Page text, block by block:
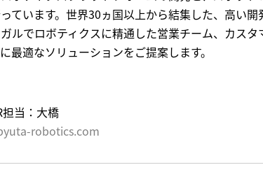
ています。世界30ヵ国以上から結集した、高い開
ルでロボティクスに精通した営業チーム、カスタ
最適なソリューションをご提案します。
当：大橋
robotics.com